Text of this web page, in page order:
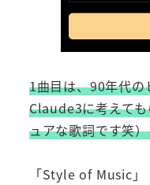
1曲目は、90年代
Claude3に考えて
ュアな歌詞です笑
「Style of Music」